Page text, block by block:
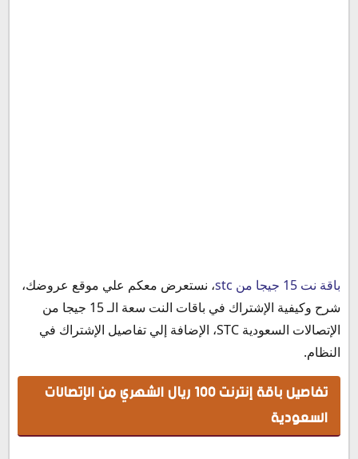
تفاصيل باقة إنترنت 100 ريال الشهري من الإتصالات السعودية
شرح الإشتراك في باقة إنترنت 100 ريال من stc
باقة نت 15 جيجا من stc
، نستعرض معكم علي موقع عروضك،
شرح وكيفية الإشتراك في باقات النت سعة الـ 15 جيجا من
الإتصالات السعودية STC، الإضافة إلي تفاصيل الإشتراك في
النظام.
تفاصيل باقة إنترنت 100 ريال الشهري من الإتصالات
السعودية